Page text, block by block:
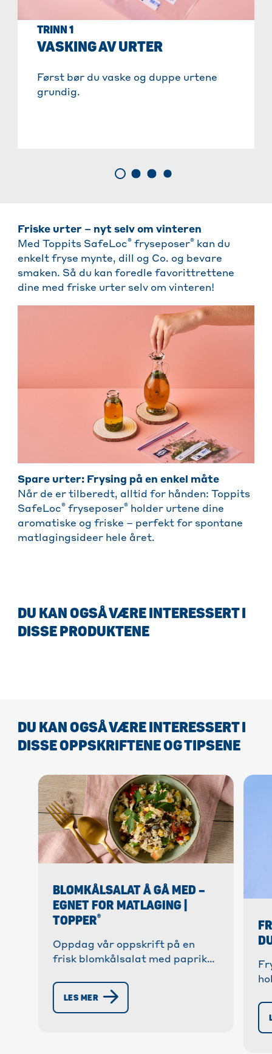
TRINN 1
VASKING AV URTER
Først bør du vaske og duppe urtene
grundig.
Friske urter – nyt selv om vinteren
Med Toppits SafeLoc® fryseposer® kan du
enkelt fryse mynte, dill og Co. og bevare
smaken. Så du kan foredle favorittrettene
dine med friske urter selv om vinteren!
Spare urter: Frysing på en enkel måte
Når de er tilberedt, alltid for hånden: Toppits
SafeLoc® fryseposer® holder urtene dine
aromatiske og friske – perfekt for spontane
matlagingsideer hele året.
DU KAN OGSÅ VÆRE INTERESSERT I
DISSE PRODUKTENE
DU KAN OGSÅ VÆRE INTERESSERT I
DISSE OPPSKRIFTENE OG TIPSENE
BLOMKÅLSALAT Å GÅ MED –
EGNET FOR MATLAGING |
TOPPER®
Oppdag vår oppskrift på en
frisk blomkålsalat med paprika,
matlaging. Rask å tilberede og
perfekt å ta med seg!
LES MER